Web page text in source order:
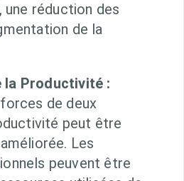
réduction des
de la
la Productivité :
de deux
peut être
Les
peuvent être